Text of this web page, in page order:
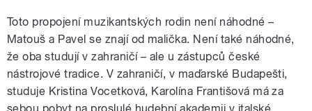
Toto propojení muzikantských rodin není náhodné –
Matouš a Pavel se znají od malička. Není také náhodné,
že oba studují v zahraničí – ale u zástupců české
nástrojové tradice. V zahraničí, v maďarské Budapešti,
studuje Kristina Vocetková, Karolína Františová má za
sebou pobyt na proslulé hudební akademii v italské